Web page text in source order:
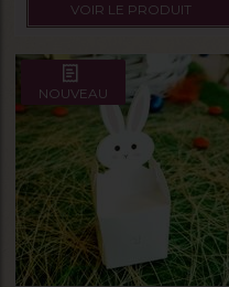
VOIR LE PRODUIT
NOUVEAU